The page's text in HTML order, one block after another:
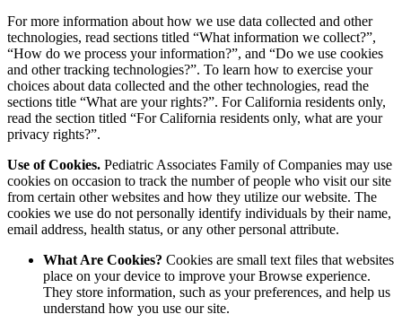
For more information about how we use data collected and other
technologies, read sections titled “What information we collect?”,
“How do we process your information?”, and “Do we use cookies
and other tracking technologies?”. To learn how to exercise your
choices about data collected and the other technologies, read the
sections title “What are your rights?”. For California residents only,
read the section titled “For California residents only, what are your
privacy rights?”.
Use of Cookies. Pediatric Associates Family of Companies may use
cookies on occasion to track the number of people who visit our site
from certain other websites and how they utilize our website. The
cookies we use do not personally identify individuals by their name,
email address, health status, or any other personal attribute.
What Are Cookies? Cookies are small text files that websites
place on your device to improve your Browse experience.
They store information, such as your preferences, and help us
understand how you use our site.